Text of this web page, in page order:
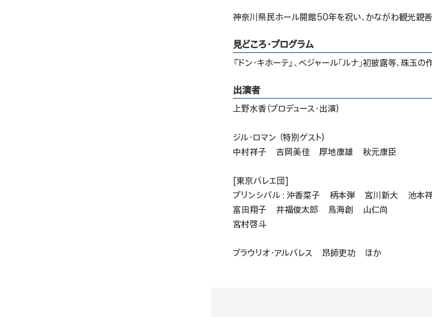
神奈川県民ホール開館50年を祝い、かながわ観光親善
見どころ・プログラム
『ドン・キホーテ』、ベジャール「ルナ」初披露等、珠玉
出演者
上野水香（プロデュース・出演）
ジル・ロマン （特別ゲスト）
中村祥子 吉岡美佳 厚地康雄 秋元康臣
[東京バレエ団]
プリンシパル：沖香菜子 柄本弾 宮川新大 池
富田翔子 井福俊太郎 鳥海創 山仁尚
宮村啓斗
ブラウリオ・アルバレス 昂師吏功 ほか